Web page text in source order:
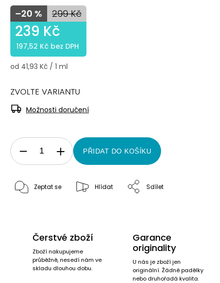
299 Kč
–20 %
od 41,93 Kč / 1 ml
239 Kč
197,52 Kč bez DPH
ZVOLTE VARIANTU
Možnosti doručení
PŘIDAT DO KOŠÍKU
Zeptat se Hlídat Sdílet
Čerstvé zboží
Zboží nakupujeme
průběžně, nesedí nám ve
skladu dlouhou dobu.
Garance
originality
U nás je zboží jen
originální. Žádné padělky
nebo druhořadá kvalita.